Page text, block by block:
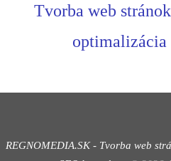
Tvorba web
REGNOMEDIA.SK - Tvorba web